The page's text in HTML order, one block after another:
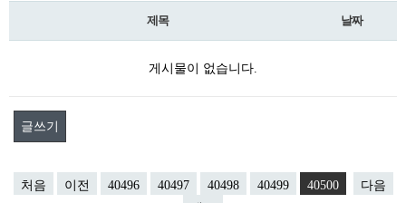
제목 날짜
게시물이 없습니다.
글쓰기
처음 이전 40496 40497 40498 40499 40500
다음